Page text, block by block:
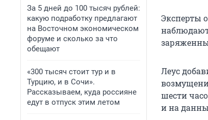
За 5 дней до 100 тысяч рублей:
какую подработку предлагают
на Восточном экономическом
форуме и сколько за что
обещают
«300 тысяч стоит тур и в
Турцию, и в Сочи».
Рассказываем, куда россияне
едут в отпуск этим летом
Эксперты
Леус
шести
и на